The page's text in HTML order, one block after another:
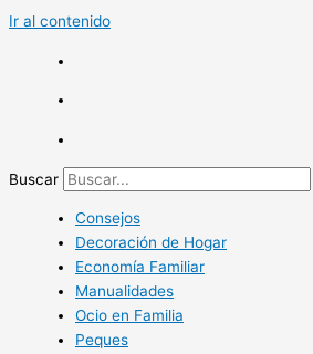
Ir al contenido
Buscar
Consejos
Decoración de Hogar
Economía Familiar
Manualidades
Ocio en Familia
Peques